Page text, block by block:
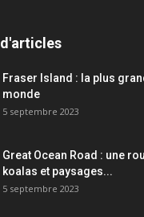
Fraser Island : la plus
monde
5 septembre 2023
Great Ocean Road : une
koalas et paysages...
5 septembre 2023